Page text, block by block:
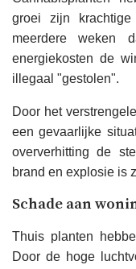
groei zijn
meerdere weken
energiekosten de
illegaal "gestolen".
Door het
een gevaarlijke
oververhitting de
brand en explosie is
Schade aan
Thuis planten
Door de hoge